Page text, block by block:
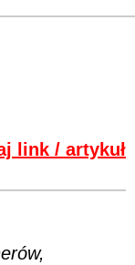
link / artykuł